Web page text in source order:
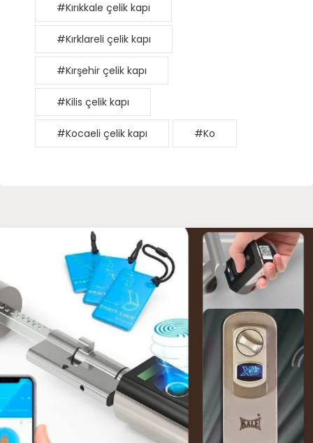
#Kırıkkale çelik kapı
#Kırklareli çelik kapı
#Kırşehir çelik kapı
#Kilis çelik kapı
#Kocaeli çelik kapı #Ko